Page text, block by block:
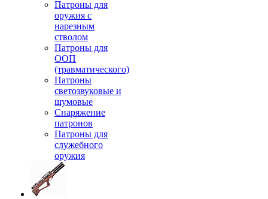
Патроны для
оружия с
нарезным
стволом
Патроны для
ООП
(травматического)
Патроны
светозвуковые и
шумовые
Снаряжение
патронов
Патроны для
служебного
оружия